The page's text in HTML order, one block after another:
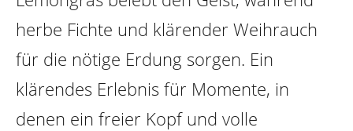
herbe Fichte und klärender Weihrauch
für die nötige Erdung sorgen. Ein
klärendes Erlebnis für Momente, in
denen ein freier Kopf und volle